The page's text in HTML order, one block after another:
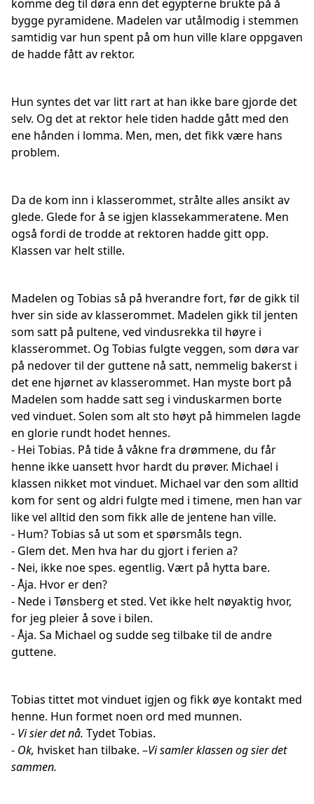
komme deg til døra enn det egypterne brukte på å
bygge pyramidene. Madelen var utålmodig i stemmen
samtidig var hun spent på om hun ville klare oppgaven
de hadde fått av rektor.
Hun syntes det var litt rart at han ikke bare gjorde det
selv. Og det at rektor hele tiden hadde gått med den
ene hånden i lomma. Men, men, det fikk være hans
problem.
Da de kom inn i klasserommet, strålte alles ansikt av
glede. Glede for å se igjen klassekammeratene. Men
også fordi de trodde at rektoren hadde gitt opp.
Klassen var helt stille.
Madelen og Tobias så på hverandre fort, før de gikk til
hver sin side av klasserommet. Madelen gikk til jenten
som satt på pultene, ved vindusrekka til høyre i
klasserommet. Og Tobias fulgte veggen, som døra var
på nedover til der guttene nå satt, nemmelig bakerst i
det ene hjørnet av klasserommet. Han myste bort på
Madelen som hadde satt seg i vinduskarmen borte
ved vinduet. Solen som alt sto høyt på himmelen lagde
en glorie rundt hodet hennes.
- Hei Tobias. På tide å våkne fra drømmene, du får
henne ikke uansett hvor hardt du prøver. Michael i
klassen nikket mot vinduet. Michael var den som alltid
kom for sent og aldri fulgte med i timene, men han var
like vel alltid den som fikk alle de jentene han ville.
- Hum? Tobias så ut som et spørsmåls tegn.
- Glem det. Men hva har du gjort i ferien a?
- Nei, ikke noe spes. egentlig. Vært på hytta bare.
- Åja. Hvor er den?
- Nede i Tønsberg et sted. Vet ikke helt nøyaktig hvor,
for jeg pleier å sove i bilen.
- Åja. Sa Michael og sudde seg tilbake til de andre
guttene.
Tobias tittet mot vinduet igjen og fikk øye kontakt med
henne. Hun formet noen ord med munnen.
- Vi sier det nå. Tydet Tobias.
- Ok, hvisket han tilbake. –Vi samler klassen og sier det
sammen.